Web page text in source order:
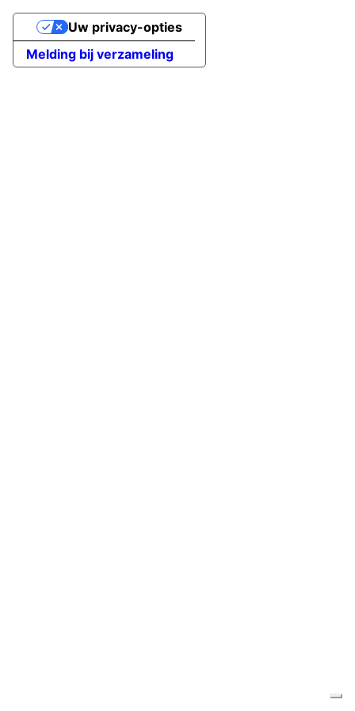
Melding bij verzameling
Uw privacy-opties